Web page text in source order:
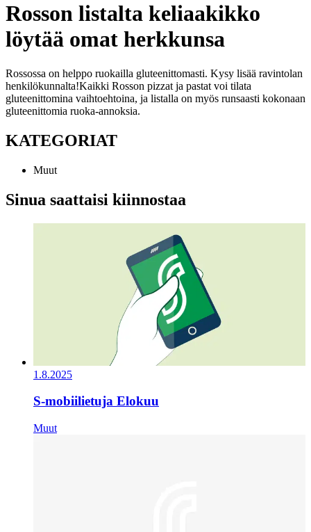
Rosson listalta keliaakikko
löytää omat herkkunsa
Rossossa on helppo ruokailla gluteenittomasti. Kysy lisää ravintolan
henkilökunnalta!Kaikki Rosson pizzat ja pastat voi tilata
gluteenittomina vaihtoehtoina, ja listalla on myös runsaasti kokonaan
gluteenittomia ruoka-annoksia.
KATEGORIAT
Muut
Sinua saattaisi kiinnostaa
1.8.2025
S-mobiilietuja Elokuu
Muut